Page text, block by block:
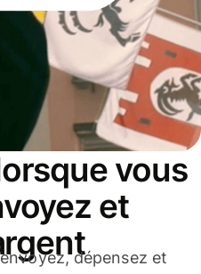
vous
et
dépensez et